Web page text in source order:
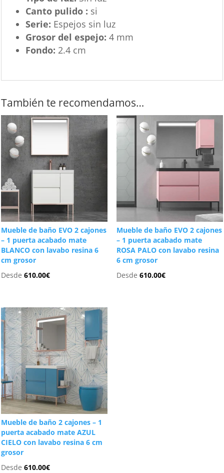
Canto pulido : si
Serie: Espejos sin luz
Grosor del espejo: 4 mm
Fondo: 2.4 cm
También te recomendamos…
Mueble de baño EVO 2 cajones
– 1 puerta acabado mate
BLANCO con lavabo resina 6
cm grosor
Desde610.00€
Mueble de baño EVO 2 cajones
– 1 puerta acabado mate
ROSA PALO con lavabo resina
6 cm grosor
Desde 610.00€
Mueble de baño 2 cajones – 1
puerta acabado mate AZUL
CIELO con lavabo resina 6 cm
grosor
Desde610.00€